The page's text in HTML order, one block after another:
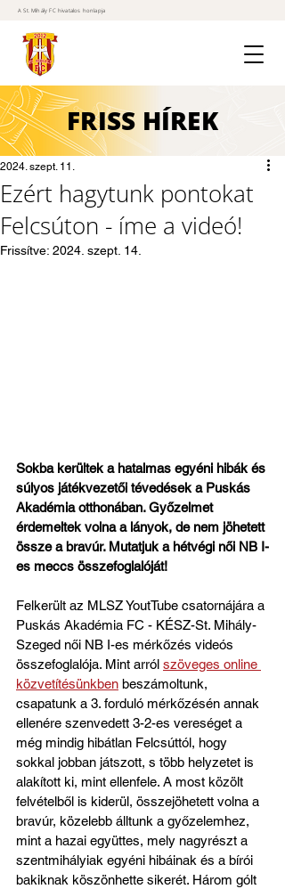
A St. Mihály FC hivatalos honlapja
FRISS HÍREK
Ezért hagytunk pontokat
Felcsúton - íme a videó!
2024. szept. 11.
Frissítve: 2024. szept. 14.
Sokba kerültek a hatalmas egyéni hibák és
súlyos játékvezetői tévedések a Puskás
Akadémia otthonában. Győzelmet
érdemeltek volna a lányok, de nem jöhetett
össze a bravúr. Mutatjuk a hétvégi női NB I-
es meccs összefoglalóját!
Felkerült az MLSZ YoutTube csatornájára a
Puskás Akadémia FC - KÉSZ-St. Mihály-
Szeged női NB I-es mérkőzés videós
összefoglalója. Mint arról szöveges online
közvetítésünkben beszámoltunk,
csapatunk a 3. forduló mérkőzésén annak
ellenére szenvedett 3-2-es vereséget a
még mindig hibátlan Felcsúttól, hogy
sokkal jobban játszott, s több helyzetet is
alakított ki, mint ellenfele. A most közölt
felvételből is kiderül, összejöhetett volna a
bravúr, közelebb álltunk a győzelemhez,
mint a hazai együttes, mely nagyrészt a
szentmihályiak egyéni hibáinak és a bírói
bakiknak köszönhette sikerét. Három gólt